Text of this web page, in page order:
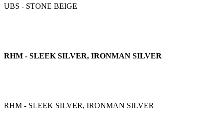
UBS - STONE BEIGE
RHM - SLEEK SILVER, IRONMAN SILVER
RHM - SLEEK SILVER, IRONMAN SILVER